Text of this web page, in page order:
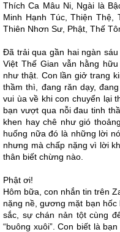
Thích Ca Mâu Ni, Ngài là
Minh Hạnh Túc, Thiện Thệ,
Thiên Nhơn Sư, Phật, Thế
Đã trải qua gần hai ngàn
Việt Thế Gian vẫn hằng
như thật. Con lần giở trang
thầm thì, đang răn dạy,
vui ùa về khi con chuyển lại
bạn vượt qua nỗi đau tinh
khen hay chê như gió
huống nữa đó là những lời
nhưng mà chấp nặng vì lời
thân biết chừng nào.
Phật ơi!
Hôm bữa, con nhắn tin trên
nặng nề, gương mặt bạn
sắc, sự chán nản tột cùng
“buông xuôi”. Con biết là